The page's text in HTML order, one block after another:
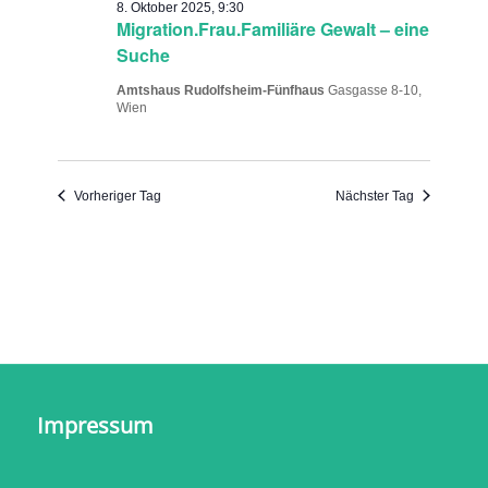
Migration.Frau.Familiäre Gewalt – eine
Suche
8. Oktober 2025, 9:30
Amtshaus Rudolfsheim-FünfhausGasgasse 8-10,
Wien
Vorheriger Tag Nächster Tag
Impressum